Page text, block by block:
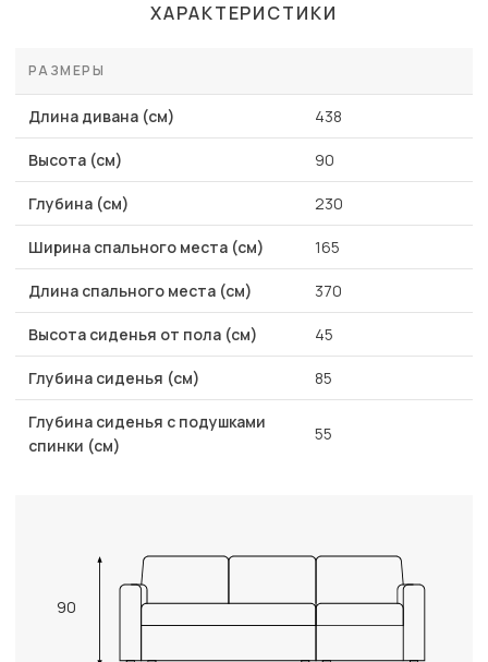
ХАРАКТЕРИСТИКИ
РАЗМЕРЫ
Длина дивана (см) 438
Высота (см) 90
Глубина (см) 230
Ширина спального места (см) 165
Длина спального места (см) 370
Высота сиденья от пола (см) 45
Глубина сиденья (см) 85
Глубина сиденья с подушками
спинки (см)
55
90